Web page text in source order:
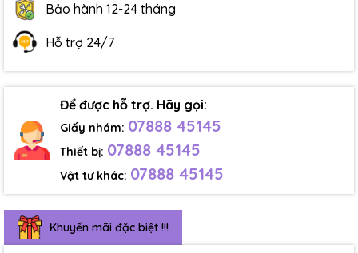
Bảo hành 12-24 tháng
Hỗ trợ 24/7
Để được hỗ trợ. Hãy gọi:
Giấy nhám: 07888 45145
Thiết bị: 07888 45145
Vật tư khác: 07888 45145
Khuyến mãi đặc biệt !!!